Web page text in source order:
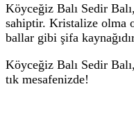
Köyceğiz Balı Sedir
sahiptir. Kristalize olma
ballar gibi şifa
Köyceğiz Balı Sedir
tık mesafenizde!